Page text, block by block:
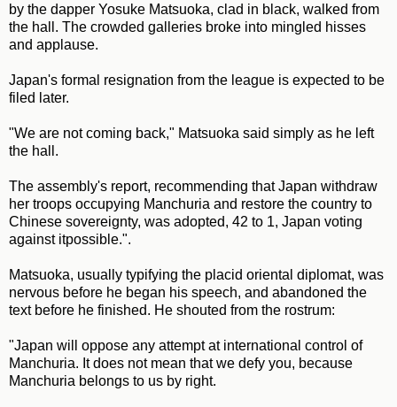
by the dapper Yosuke Matsuoka, clad in black, walked from
the hall. The crowded galleries broke into mingled hisses
and applause.
Japan's formal resignation from the league is expected to be
filed later.
"We are not coming back," Matsuoka said simply as he left
the hall.
The assembly's report, recommending that Japan withdraw
her troops occupying Manchuria and restore the country to
Chinese sovereignty, was adopted, 42 to 1, Japan voting
against itpossible.".
Matsuoka, usually typifying the placid oriental diplomat, was
nervous before he began his speech, and abandoned the
text before he finished. He shouted from the rostrum:
"Japan will oppose any attempt at international control of
Manchuria. It does not mean that we defy you, because
Manchuria belongs to us by right.